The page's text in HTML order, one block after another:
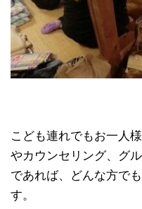
こども連れでもお一人
やカウンセリング、グ
であれば、どんな方で
す。